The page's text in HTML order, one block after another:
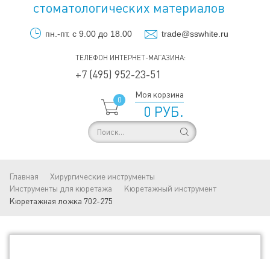
стоматологических материалов
пн.-пт. с 9.00 до 18.00 trade@sswhite.ru
ТЕЛЕФОН ИНТЕРНЕТ-МАГАЗИНА:
+7 (495) 952-23-51
0
Моя корзина
0 РУБ.
Главная
Хирургические инструменты
Инструменты для кюретажа
Кюретажный инструмент
Кюретажная ложка 702-275